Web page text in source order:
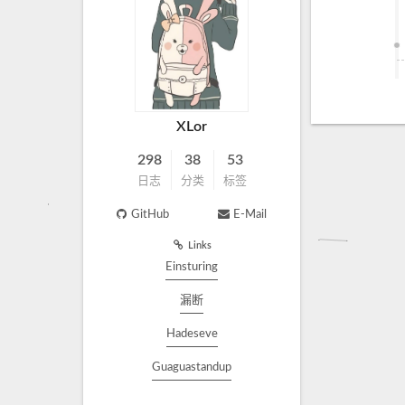
XLor
298
日志
38
分类
53
标签
GitHub E-Mail
Links
Einsturing
漏断
Hadeseve
Guaguastandup